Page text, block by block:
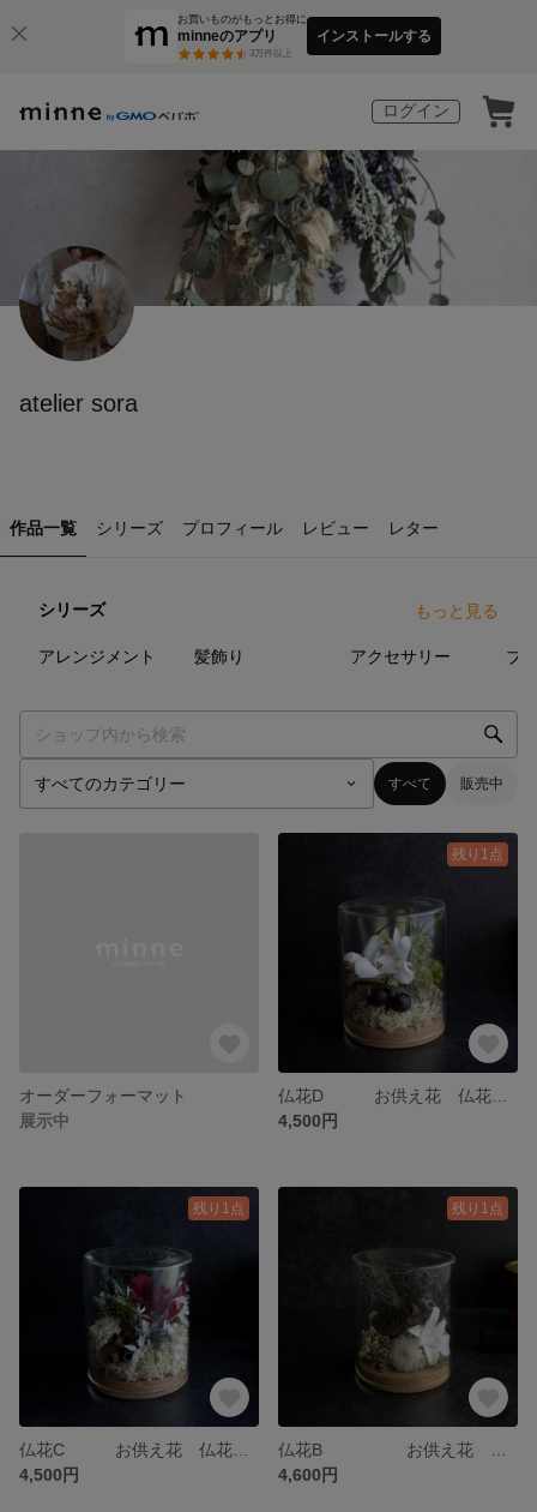
お買いものがもっとお得に
minneのアプリ
3万件以上
インストールする
ログイン
atelier sora
作品一覧 シリーズ プロフィール レビュー レター
シリーズ もっと見る
アレンジメント 髪飾り アクセサリー ブ
すべて 販売中
オーダーフォーマット
展示中
残り1点
4,500円
残り1点
4,500円
残り1点
4,600円